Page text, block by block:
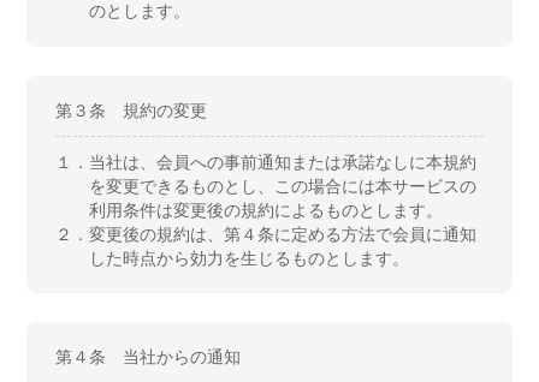
のとします。
第３条 規約の変更
１． 当社は、会員への事前通知または承諾なしに本規約
を変更できるものとし、この場合には本サービスの
利用条件は変更後の規約によるものとします。
２．変更後の規約は、第４条に定める方法で会員に通知
した時点から効力を生じるものとします。
第４条 当社からの通知